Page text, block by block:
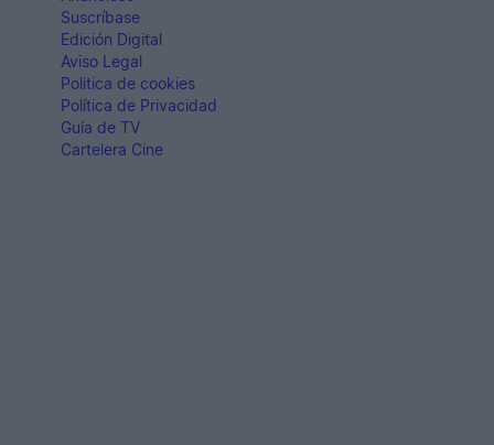
Suscríbase
Edición Digital
Aviso Legal
Politica de cookies
Política de Privacidad
Guía de TV
Cartelera Cine